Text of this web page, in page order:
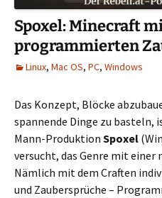
Spoxel: Minecraft
programmierten
Linux, Mac OS, PC, Windows
Das Konzept, Blöcke
spannende Dinge zu basteln,
Mann-Produktion Spoxel
versucht, das Genre mit einer
Nämlich mit dem Craften
und Zaubersprüche –